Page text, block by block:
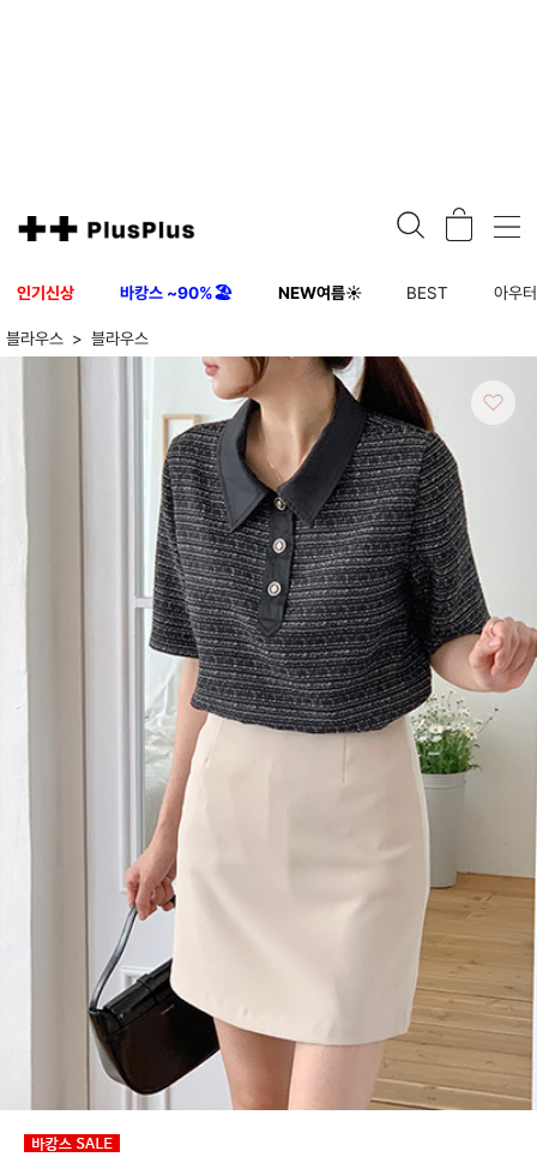
인기신상 바캉스 ~90%🏖️ NEW여름☀️ BEST 아우터
블라우스 블라우스